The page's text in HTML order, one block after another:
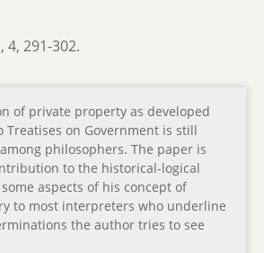
, 4, 291-302.
of private property as developed
Treatises on Government is still
philosophers. The paper is
to the historical-logical
aspects of his concept of
to most interpreters who underline
the author tries to see